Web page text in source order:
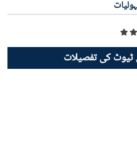
ٹیوٹ کی تفصیلات